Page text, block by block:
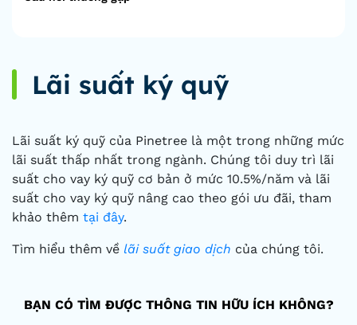
Lãi suất ký quỹ
Lãi suất ký quỹ của Pinetree là một trong những mức
lãi suất thấp nhất trong ngành. Chúng tôi duy trì lãi
suất cho vay ký quỹ cơ bản ở mức 10.5%/năm và lãi
suất cho vay ký quỹ nâng cao theo gói ưu đãi, tham
khảo thêm tại đây.
Tìm hiểu thêm về lãi suất giao dịch của chúng tôi.
BẠN CÓ TÌM ĐƯỢC THÔNG TIN HỮU ÍCH KHÔNG?